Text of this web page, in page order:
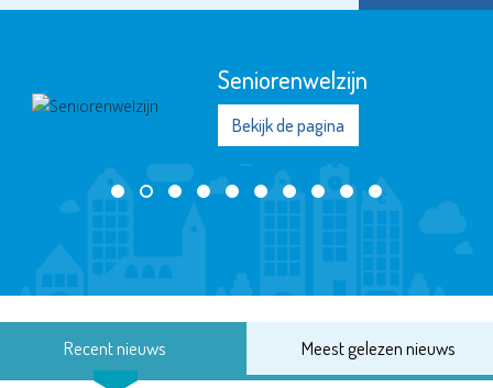
Seniorenwelzijn
Bekijk de pagina
Recent nieuws Meest gelezen nieuws